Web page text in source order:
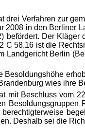
drei Verfahren zur
2008 in den Berliner
befördert. Der
C 58.16 ist die
Landgericht Berlin
Besoldungshöhe
wies ihre
mit Beschluss vom
Deshalb sei die